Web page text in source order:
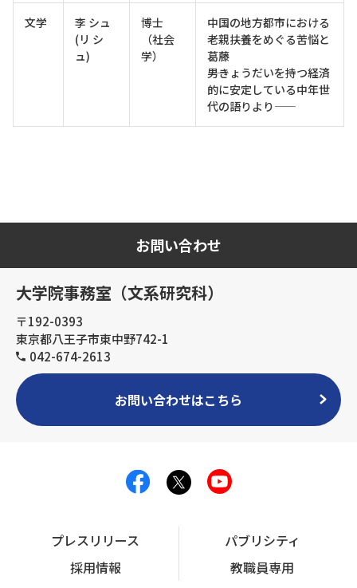
文学
李 シュ
(リ シ
ュ)
博士
（社会
学）
中国の地方都市における
老親扶養をめぐる苦悩と
葛藤
――男きょうだいを持つ経済
的に安定している中年世
代の語りより――
お問い合わせ
大学院事務室（文系研究科）
〒192-0393
東京都八王子市東中野742-1
042-674-2613
お問い合わせはこちら
プレスリリース
パブリシティ
採用情報
教職員専用